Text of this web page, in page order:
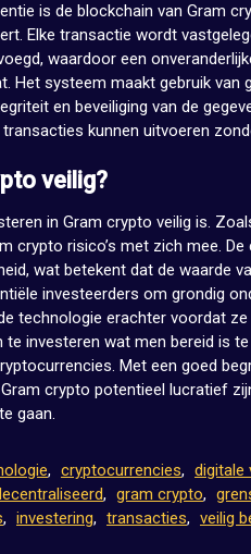
is de blockchain van Gram
Elke transactie wordt
waardoor een
Het systeem maakt gebruik van
en beveiliging van de
kunnen uitvoeren
veilig?
in Gram crypto veilig is.
crypto risico’s met zich mee.
wat betekent dat de waarde
investeerders om grondig
technologie erachter voordat
investeren wat men bereid is
Met een goed
crypto potentieel lucratief
gaan.
, cryptocurrencies, digitale
, gram crypto,
, investering, transacties, veilig